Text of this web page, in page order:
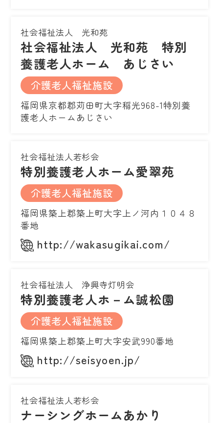
社会福祉法人 光和苑
社会福祉法人 光和苑 特別
養護老人ホーム あじさい
介護老人福祉施設
福岡県京都郡苅田町大字稲光968-1特別養
護老人ホームあじさい
社会福祉法人若杉会
特別養護老人ホーム愛翠苑
介護老人福祉施設
福岡県築上郡築上町大字上ノ河内１０４８
番地
http://wakasugikai.com/
社会福祉法人 浄興寺灯明会
特別養護老人ホ－ム誠松園
介護老人福祉施設
福岡県築上郡築上町大字安武990番地
http://seisyoen.jp/
社会福祉法人若杉会
ナーシングホームあかり